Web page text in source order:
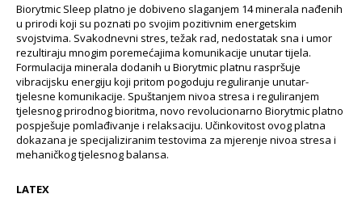
Biorytmic Sleep platno je dobiveno slaganjem 14 minerala nađenih
u prirodi koji su poznati po svojim pozitivnim energetskim
svojstvima. Svakodnevni stres, težak rad, nedostatak sna i umor
rezultiraju mnogim poremećajima komunikacije unutar tijela.
Formulacija minerala dodanih u Biorytmic platnu raspršuje
vibracijsku energiju koji pritom pogoduju reguliranje unutar-
tjelesne komunikacije. Spuštanjem nivoa stresa i reguliranjem
tjelesnog prirodnog bioritma, novo revolucionarno Biorytmic platno
pospješuje pomlađivanje i relaksaciju. Učinkovitost ovog platna
dokazana je specijaliziranim testovima za mjerenje nivoa stresa i
mehaničkog tjelesnog balansa.
LATEX